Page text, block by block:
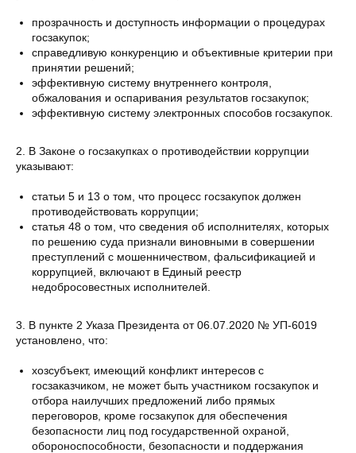
прозрачность и доступность информации о процедурах
госзакупок;
справедливую конкуренцию и объективные критерии при
принятии решений;
эффективную систему внутреннего контроля,
обжалования и оспаривания результатов госзакупок;
эффективную систему электронных способов госзакупок.
2. В Законе о госзакупках о противодействии коррупции
указывают:
статьи 5 и 13 о том, что процесс госзакупок должен
противодействовать коррупции;
статья 48 о том, что сведения об исполнителях, которых
по решению суда признали виновными в совершении
преступлений с мошенничеством, фальсификацией и
коррупцией, включают в Единый реестр
недобросовестных исполнителей.
3. В пункте 2 Указа Президента от 06.07.2020 № УП-6019
установлено, что:
хозсубъект, имеющий конфликт интересов с
госзаказчиком, не может быть участником госзакупок и
отбора наилучших предложений либо прямых
переговоров, кроме госзакупок для обеспечения
безопасности лиц под государственной охраной,
обороноспособности, безопасности и поддержания